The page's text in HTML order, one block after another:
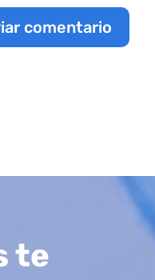
comentario
te